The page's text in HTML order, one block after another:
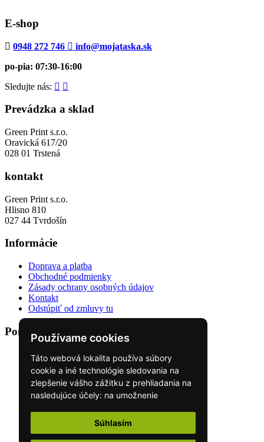
Používame cookies
Táto webová lokalita používa súbory
cookie a iné technológie sledovania na
zlepšenie vášho zážitku z prehliadania na
nasledujúce účely: na umožnenie
lepší zážitok na webe,na meranie vášho
záujmu o naše produkty a služby a na
Súhlasím
E-shop
0948 272 746
info@mojataska.sk
po-pia: 07:30-16:00
Sledujte nás:
Prevádzka a sklad
Green Print s.r.o.
Oravická 617/20
028 01 Trstená
kontakt
Green Print s.r.o.
Hlisno 810
027 44 Tvrdošín
Informácie
Doprava a platba
Obchodné podmienky
Zásady ochrany osobných údajov
Kontakt
Odstúpiť od zmluvy tu
Ponuka
Krútené ucho PREMIUM
Krútené ucho STANDARD PLUS
Ploché ucho
Farebné tašky
Tašky na víno
Laminované tašky
Textilné tašky